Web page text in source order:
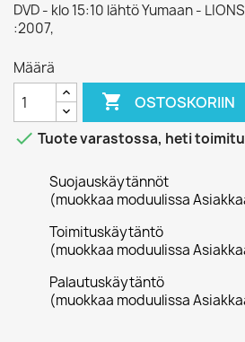
DVD - klo 15:10 lähtö Yumaan -
:2007,
Määrä
 OSTOSKORIIN
 Tuote varastossa, heti
Suojauskäytännöt
(muokkaa moduulissa
Toimituskäytäntö
(muokkaa moduulissa
Palautuskäytäntö
(muokkaa moduulissa